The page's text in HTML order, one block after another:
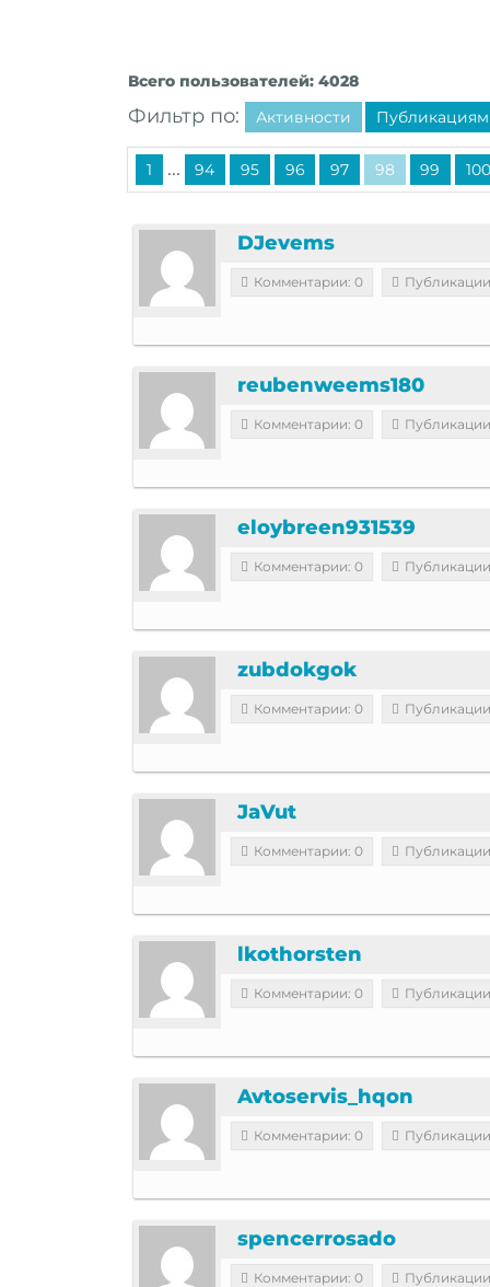
Всего пользователей: 4028
Фильтр по: Активности Публикациям
1 ... 94 95 96 97 98 99 100
DJevems
Комментарии: 0
reubenweems180
Комментарии: 0
eloybreen931539
Комментарии: 0
zubdokgok
Комментарии: 0
JaVut
Комментарии: 0
lkothorsten
Комментарии: 0
Avtoservis_hqon
Комментарии: 0
spencerrosado
Комментарии: 0